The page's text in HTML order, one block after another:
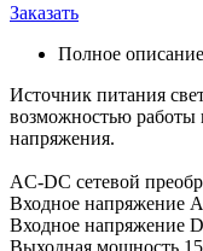
Заказать
Полное описание
Источник питания
возможностью работы
напряжения.
AC-DC сетевой
Входное напряжение
Входное напряжение